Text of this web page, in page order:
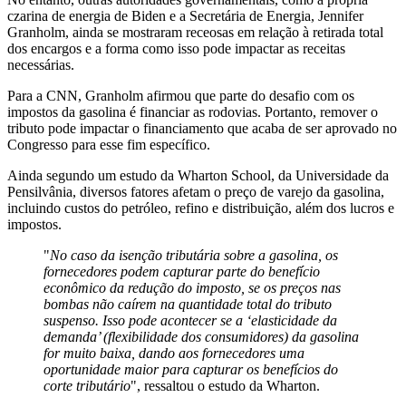
czarina de energia de Biden e a Secretária de Energia, Jennifer
Granholm, ainda se mostraram receosas em relação à retirada total
dos encargos e a forma como isso pode impactar as receitas
necessárias.
Para a CNN, Granholm afirmou que parte do desafio com os
impostos da gasolina é financiar as rodovias. Portanto, remover o
tributo pode impactar o financiamento que acaba de ser aprovado no
Congresso para esse fim específico.
Ainda segundo um estudo da Wharton School, da Universidade da
Pensilvânia, diversos fatores afetam o preço de varejo da gasolina,
incluindo custos do petróleo, refino e distribuição, além dos lucros e
impostos.
"No caso da isenção tributária sobre a gasolina, os
fornecedores podem capturar parte do benefício
econômico da redução do imposto, se os preços nas
bombas não caírem na quantidade total do tributo
suspenso. Isso pode acontecer se a ‘elasticidade da
demanda’ (flexibilidade dos consumidores) da gasolina
for muito baixa, dando aos fornecedores uma
oportunidade maior para capturar os benefícios do
corte tributário", ressaltou o estudo da Wharton.